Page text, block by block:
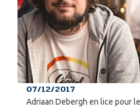
07/12/2017
Adriaan Debergh en lice pour